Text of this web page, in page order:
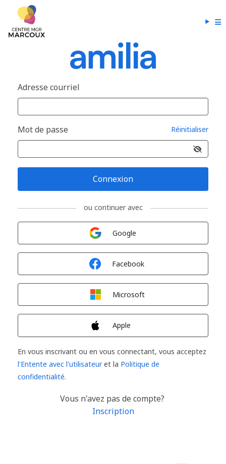
Adresse courriel
Mot de passe Réinitialiser
Connexion
ou continuer avec
Google
Facebook
Microsoft
Apple
En vous inscrivant ou en vous connectant, vous acceptez
l'Entente avec l'utilisateuret la Politique de
confidentialité.
Vous n'avez pas de compte?
Inscription